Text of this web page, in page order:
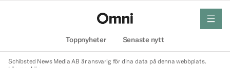
Toppnyheter Senaste nytt
meny
Schibsted News Media AB är ansvarig för dina data på denna webbplats.